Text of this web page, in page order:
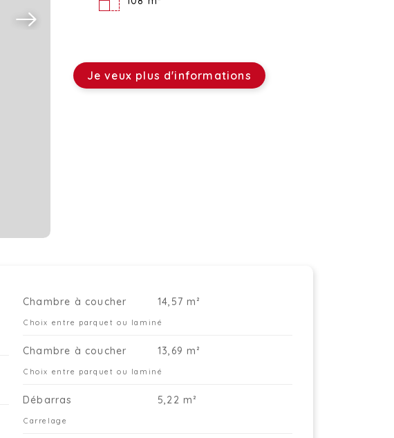
Je veux plus d'informations
Chambre à coucher 14,57 m²
Choix entre parquet ou laminé
Chambre à coucher 13,69 m²
Choix entre parquet ou laminé
Débarras 5,22 m²
Carrelage